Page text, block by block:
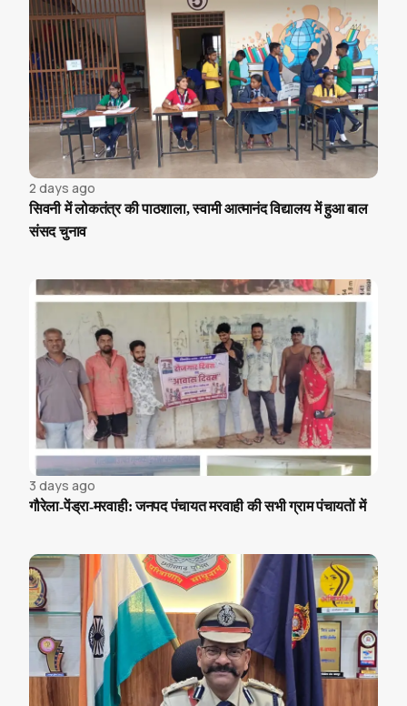
2 days ago
सिवनी में लोकतंत्र की पाठशाला, स्वामी आत्मानंद विद्यालय में हुआ बाल
संसद चुनाव
3 days ago
गौरेला-पेंड्रा-मरवाही: जनपद पंचायत मरवाही की सभी ग्राम पंचायतों में